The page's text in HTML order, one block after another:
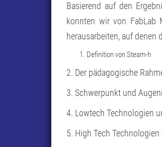
Basierend auf den
konnten wir von FabLab
herausarbeiten, auf denen
Definition von Steam-h
2. Der pädagogische
3. Schwerpunkt und
4. Lowtech Technologien
5. High Tech